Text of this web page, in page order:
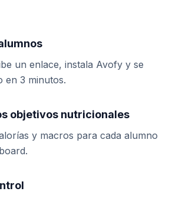
un enlace, instala Avofy y se
en 3 minutos.
objetivos nutricionales
y macros para cada alumno